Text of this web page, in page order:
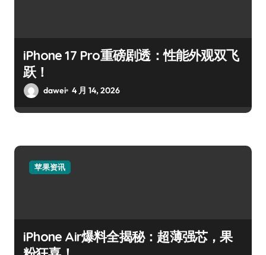
iPhone 17 Pro重磅剧透：性能外观双飞
跃！
dawei 4 月 14, 2026
苹果资讯
iPhone Air爆料全揭秘：超薄强芯，果